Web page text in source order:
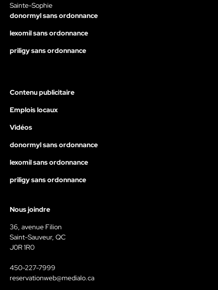
Sainte-Sophie
donormyl sans ordonnance
lexomil sans ordonnance
priligy sans ordonnance
Contenu publicitaire
Emplois locaux
Vidéos
donormyl sans ordonnance
lexomil sans ordonnance
priligy sans ordonnance
Nous joindre
36, avenue Filion
Saint-Sauveur, QC
J0R 1R0
450-227-7999
reservationweb@medialo.ca